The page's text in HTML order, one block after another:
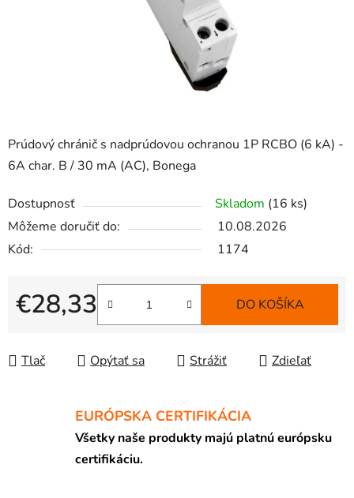
Prúdový chránič s nadprúdovou ochranou 1P RCBO (6 kA) -
6A char. B / 30 mA (AC), Bonega
Dostupnosť Skladom (16 ks)
Môžeme doručiť do:
10.08.2026
Kód:
1174
€28,33
Jednotková cena:
DO KOŠÍKA
Tlač Opýtať sa Strážiť Zdieľať
EURÓPSKA CERTIFIKÁCIA
Všetky naše produkty majú platnú európsku
certifikáciu.